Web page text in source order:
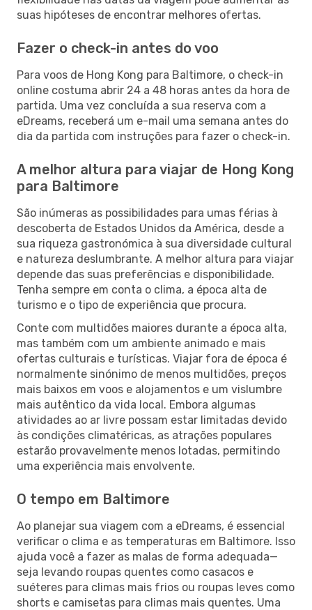
suas hipóteses de encontrar melhores ofertas.
Fazer o check-in antes do voo
Para voos de Hong Kong para Baltimore, o check-in
online costuma abrir 24 a 48 horas antes da hora de
partida. Uma vez concluída a sua reserva com a
eDreams, receberá um e-mail uma semana antes do
dia da partida com instruções para fazer o check-in.
A melhor altura para viajar de Hong Kong
para Baltimore
São inúmeras as possibilidades para umas férias à
descoberta de Estados Unidos da América, desde a
sua riqueza gastronómica à sua diversidade cultural
e natureza deslumbrante. A melhor altura para viajar
depende das suas preferências e disponibilidade.
Tenha sempre em conta o clima, a época alta de
turismo e o tipo de experiência que procura.
Conte com multidões maiores durante a época alta,
mas também com um ambiente animado e mais
ofertas culturais e turísticas. Viajar fora de época é
normalmente sinónimo de menos multidões, preços
mais baixos em voos e alojamentos e um vislumbre
mais autêntico da vida local. Embora algumas
atividades ao ar livre possam estar limitadas devido
às condições climatéricas, as atrações populares
estarão provavelmente menos lotadas, permitindo
uma experiência mais envolvente.
O tempo em Baltimore
Ao planejar sua viagem com a eDreams, é essencial
verificar o clima e as temperaturas em Baltimore. Isso
ajuda você a fazer as malas de forma adequada—
seja levando roupas quentes como casacos e
suéteres para climas mais frios ou roupas leves como
shorts e camisetas para climas mais quentes. Uma